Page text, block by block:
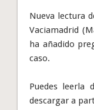
Nueva lectura
Vaciamadrid
ha añadido
caso.
Puedes leerla
descargar a